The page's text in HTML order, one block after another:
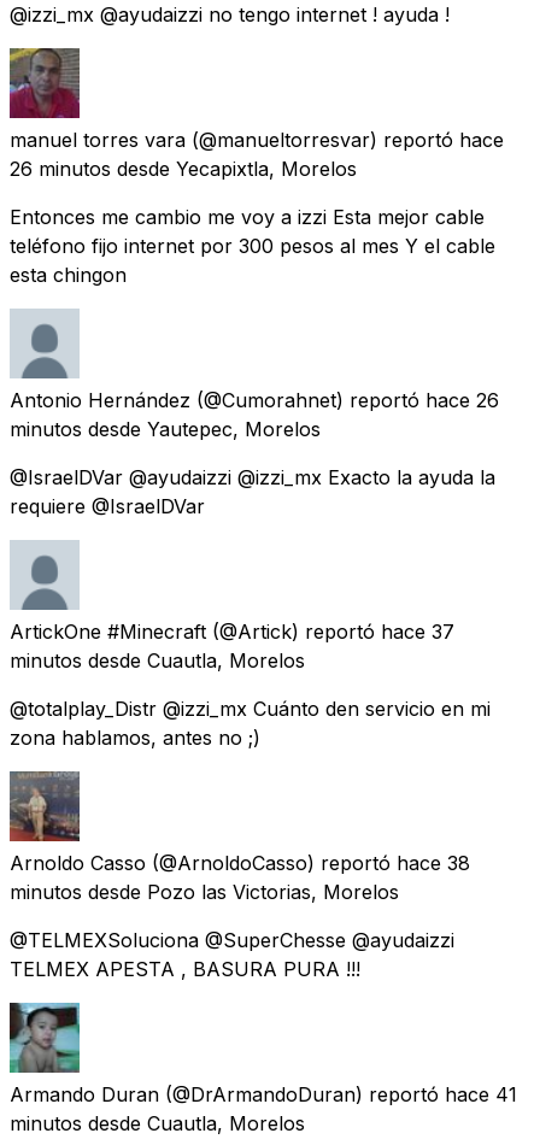
@izzi_mx @ayudaizzi no tengo internet ! ayuda !
manuel torres vara (@manueltorresvar) reportó hace
26 minutos desde Yecapixtla, Morelos
Entonces me cambio me voy a izzi Esta mejor cable
teléfono fijo internet por 300 pesos al mes Y el cable
esta chingon
Antonio Hernández (@Cumorahnet) reportó hace 26
minutos desde Yautepec, Morelos
@IsraelDVar @ayudaizzi @izzi_mx Exacto la ayuda la
requiere @IsraelDVar
ArtickOne #Minecraft (@Artick) reportó hace 37
minutos desde Cuautla, Morelos
@totalplay_Distr @izzi_mx Cuánto den servicio en mi
zona hablamos, antes no ;)
Arnoldo Casso (@ArnoldoCasso) reportó hace 38
minutos desde Pozo las Victorias, Morelos
@TELMEXSoluciona @SuperChesse @ayudaizzi
TELMEX APESTA , BASURA PURA !!!
Armando Duran (@DrArmandoDuran) reportó hace 41
minutos desde Cuautla, Morelos